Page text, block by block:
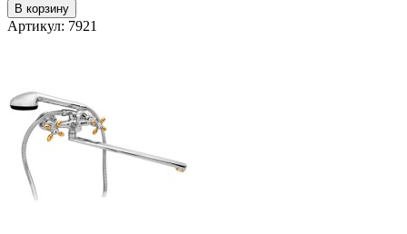
В корзину
Артикул: 7921